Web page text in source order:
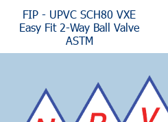
FIP - UPVC SCH80 VXE
Easy Fit 2-Way Ball Valve
ASTM